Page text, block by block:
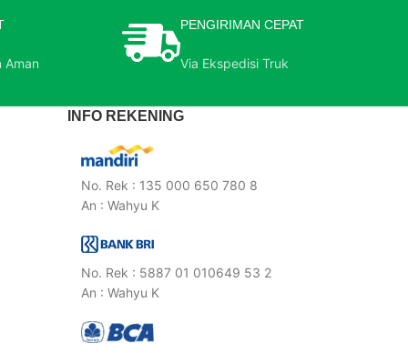
Aman
PENGIRIMAN CEPAT
Via Ekspedisi Truk
INFO REKENING
No. Rek : 135 000 650 780 8
An : Wahyu K
No. Rek : 5887 01 010649 53 2
An : Wahyu K